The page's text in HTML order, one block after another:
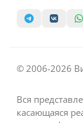
© 2006-2026
Вся
касающаяся